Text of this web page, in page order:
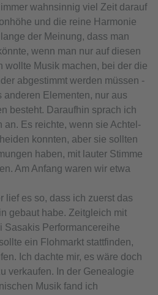
wahnsinnig viel Zeit darauf
und die reine Harmonie
der Meinung, dass man
wenn man nur auf diesen
wollte Musik machen, bei der die
abgestimmt werden müssen -
anderen Elementen, nur aus
besteht. Daraufhin sprach ich
an. Es reichte, wenn sie Achtel-
konnten, aber sie sollten
haben, mit lauter Stimme
Am Anfang waren wir etwa
lief es so, dass ich zuerst das
gebaut habe. Zeitgleich mit
Sasakis Performancereihe
ein Flohmarkt stattfinden,
Ich dachte mir, es wäre doch
verkaufen. In der Genealogie
Musik fand ich